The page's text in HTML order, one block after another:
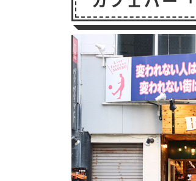
e
b
o
o
t
e
r
s
a
g
e